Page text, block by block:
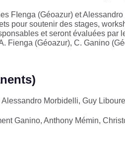
FIenga (Géoazur) et
pour soutenir des stages,
et seront évaluées par
Fienga (Géoazur), C. Ganino
Morbidelli, Guy
Ganino, Anthony Mémin,